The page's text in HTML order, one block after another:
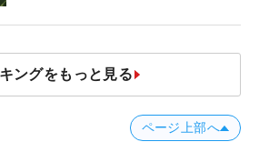
ングをもっと見る
ページ上部へ